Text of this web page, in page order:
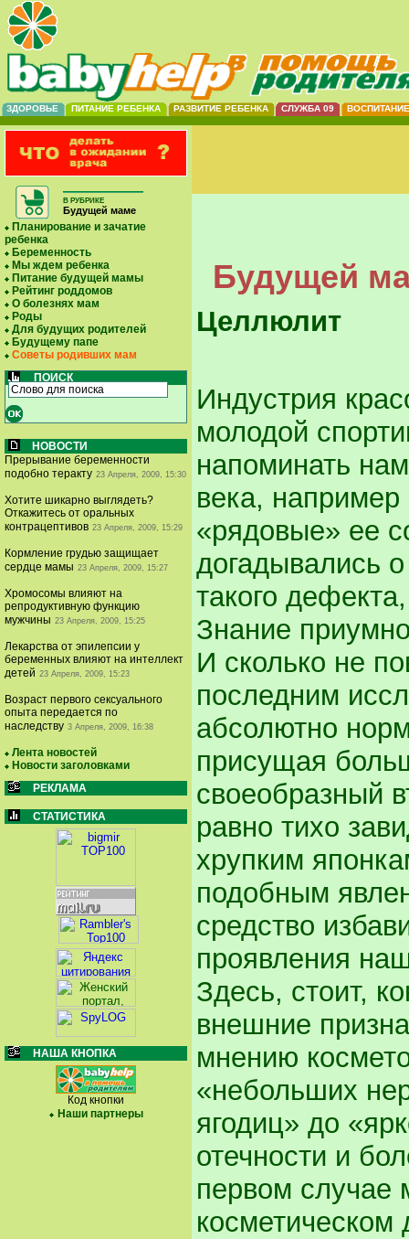
ЗДОРОВЬЕ ПИТАНИЕ РЕБЕНКА РАЗВИТИЕ РЕБЕНКА СЛУЖБА 09 ВОСПИТАНИЕ
В РУБРИКЕ
Будущей маме
Планирование и зачатие
ребенка
Беременность
Мы ждем ребенка
Питание будущей мамы
Рейтинг роддомов
О болезнях мам
Роды
Для будущих родителей
Будущему папе
Советы родивших мам
ПОИСК
НОВОСТИ
Прерывание беременности
подобно теракту 23 Апреля, 2009, 15:30
Хотите шикарно выглядеть?
Откажитесь от оральных
контрацептивов 23 Апреля, 2009, 15:29
Кормление грудью защищает
сердце мамы 23 Апреля, 2009, 15:27
Хромосомы влияют на
репродуктивную функцию
мужчины 23 Апреля, 2009, 15:25
Лекарства от эпилепсии у
беременных влияют на интеллект
детей 23 Апреля, 2009, 15:23
Возраст первого сексуального
опыта передается по
наследству 3 Апреля, 2009, 16:38
Лента новостей
Новости заголовками
РЕКЛАМА
СТАТИСТИКА
НАША КНОПКА
Код кнопки
Наши партнеры
Будущей
Целлюлит
Индустрия
молодой
напоминать
века,
«рядовые» ее
догадывались
такого
Знание
И сколько не
последним
абсолютно
присущая
своеобразный
равно тихо
хрупким
подобным
средство
проявления
Здесь, стоит,
внешние
мнению
«небольших
ягодиц» до
отечности и
первом случае